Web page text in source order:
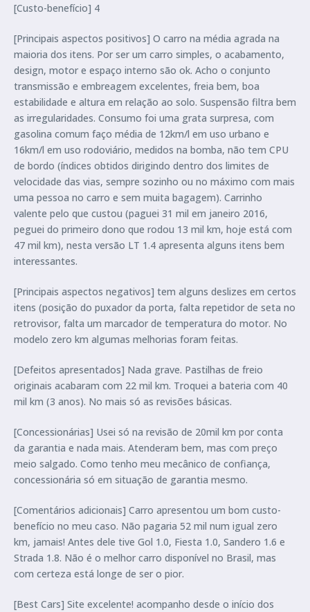
[Custo-benefício] 4
[Principais aspectos positivos] O carro na média agrada na
maioria dos itens. Por ser um carro simples, o acabamento,
design, motor e espaço interno são ok. Acho o conjunto
transmissão e embreagem excelentes, freia bem, boa
estabilidade e altura em relação ao solo. Suspensão filtra bem
as irregularidades. Consumo foi uma grata surpresa, com
gasolina comum faço média de 12km/l em uso urbano e
16km/l em uso rodoviário, medidos na bomba, não tem CPU
de bordo (índices obtidos dirigindo dentro dos limites de
velocidade das vias, sempre sozinho ou no máximo com mais
uma pessoa no carro e sem muita bagagem). Carrinho
valente pelo que custou (paguei 31 mil em janeiro 2016,
peguei do primeiro dono que rodou 13 mil km, hoje está com
47 mil km), nesta versão LT 1.4 apresenta alguns itens bem
interessantes.
[Principais aspectos negativos] tem alguns deslizes em certos
itens (posição do puxador da porta, falta repetidor de seta no
retrovisor, falta um marcador de temperatura do motor. No
modelo zero km algumas melhorias foram feitas.
[Defeitos apresentados] Nada grave. Pastilhas de freio
originais acabaram com 22 mil km. Troquei a bateria com 40
mil km (3 anos). No mais só as revisões básicas.
[Concessionárias] Usei só na revisão de 20mil km por conta
da garantia e nada mais. Atenderam bem, mas com preço
meio salgado. Como tenho meu mecânico de confiança,
concessionária só em situação de garantia mesmo.
[Comentários adicionais] Carro apresentou um bom custo-
benefício no meu caso. Não pagaria 52 mil num igual zero
km, jamais! Antes dele tive Gol 1.0, Fiesta 1.0, Sandero 1.6 e
Strada 1.8. Não é o melhor carro disponível no Brasil, mas
com certeza está longe de ser o pior.
[Best Cars] Site excelente! acompanho desde o início dos